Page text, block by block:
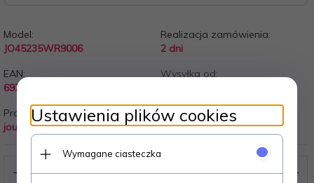
Model:
JO45235WR9006
Realizacja zamówienia:
2 dni
EAN:
6977774057988
Wysyłka od:
Producent:
journey
Ustawienia plików cookies
Wymagane ciasteczka